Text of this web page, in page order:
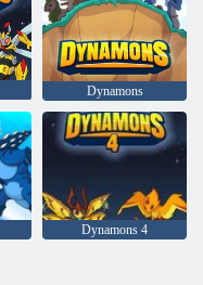
Dynamons
Dynamons 4